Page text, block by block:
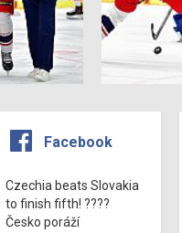
Facebook
Czechia beats Slovakia
to finish fifth! ????
Česko poráží